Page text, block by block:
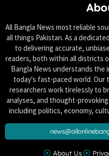
All Bangla News most reliable
all things Pakistan. As a
to delivering accurate,
readers, both within all districts
Bangla News understands the
today's fast-paced world. Our
researchers work tirelessly to
analyses, and thought-
including politics, economy,
About Us